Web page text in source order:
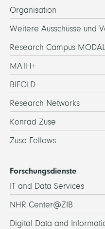
Organisation
Weitere Ausschüsse und
Research Campus MODAL
MATH+
BIFOLD
Research Networks
Konrad Zuse
Zuse Fellows
Forschungsdienste
IT and Data Services
NHR Center@ZIB
Digital Data and